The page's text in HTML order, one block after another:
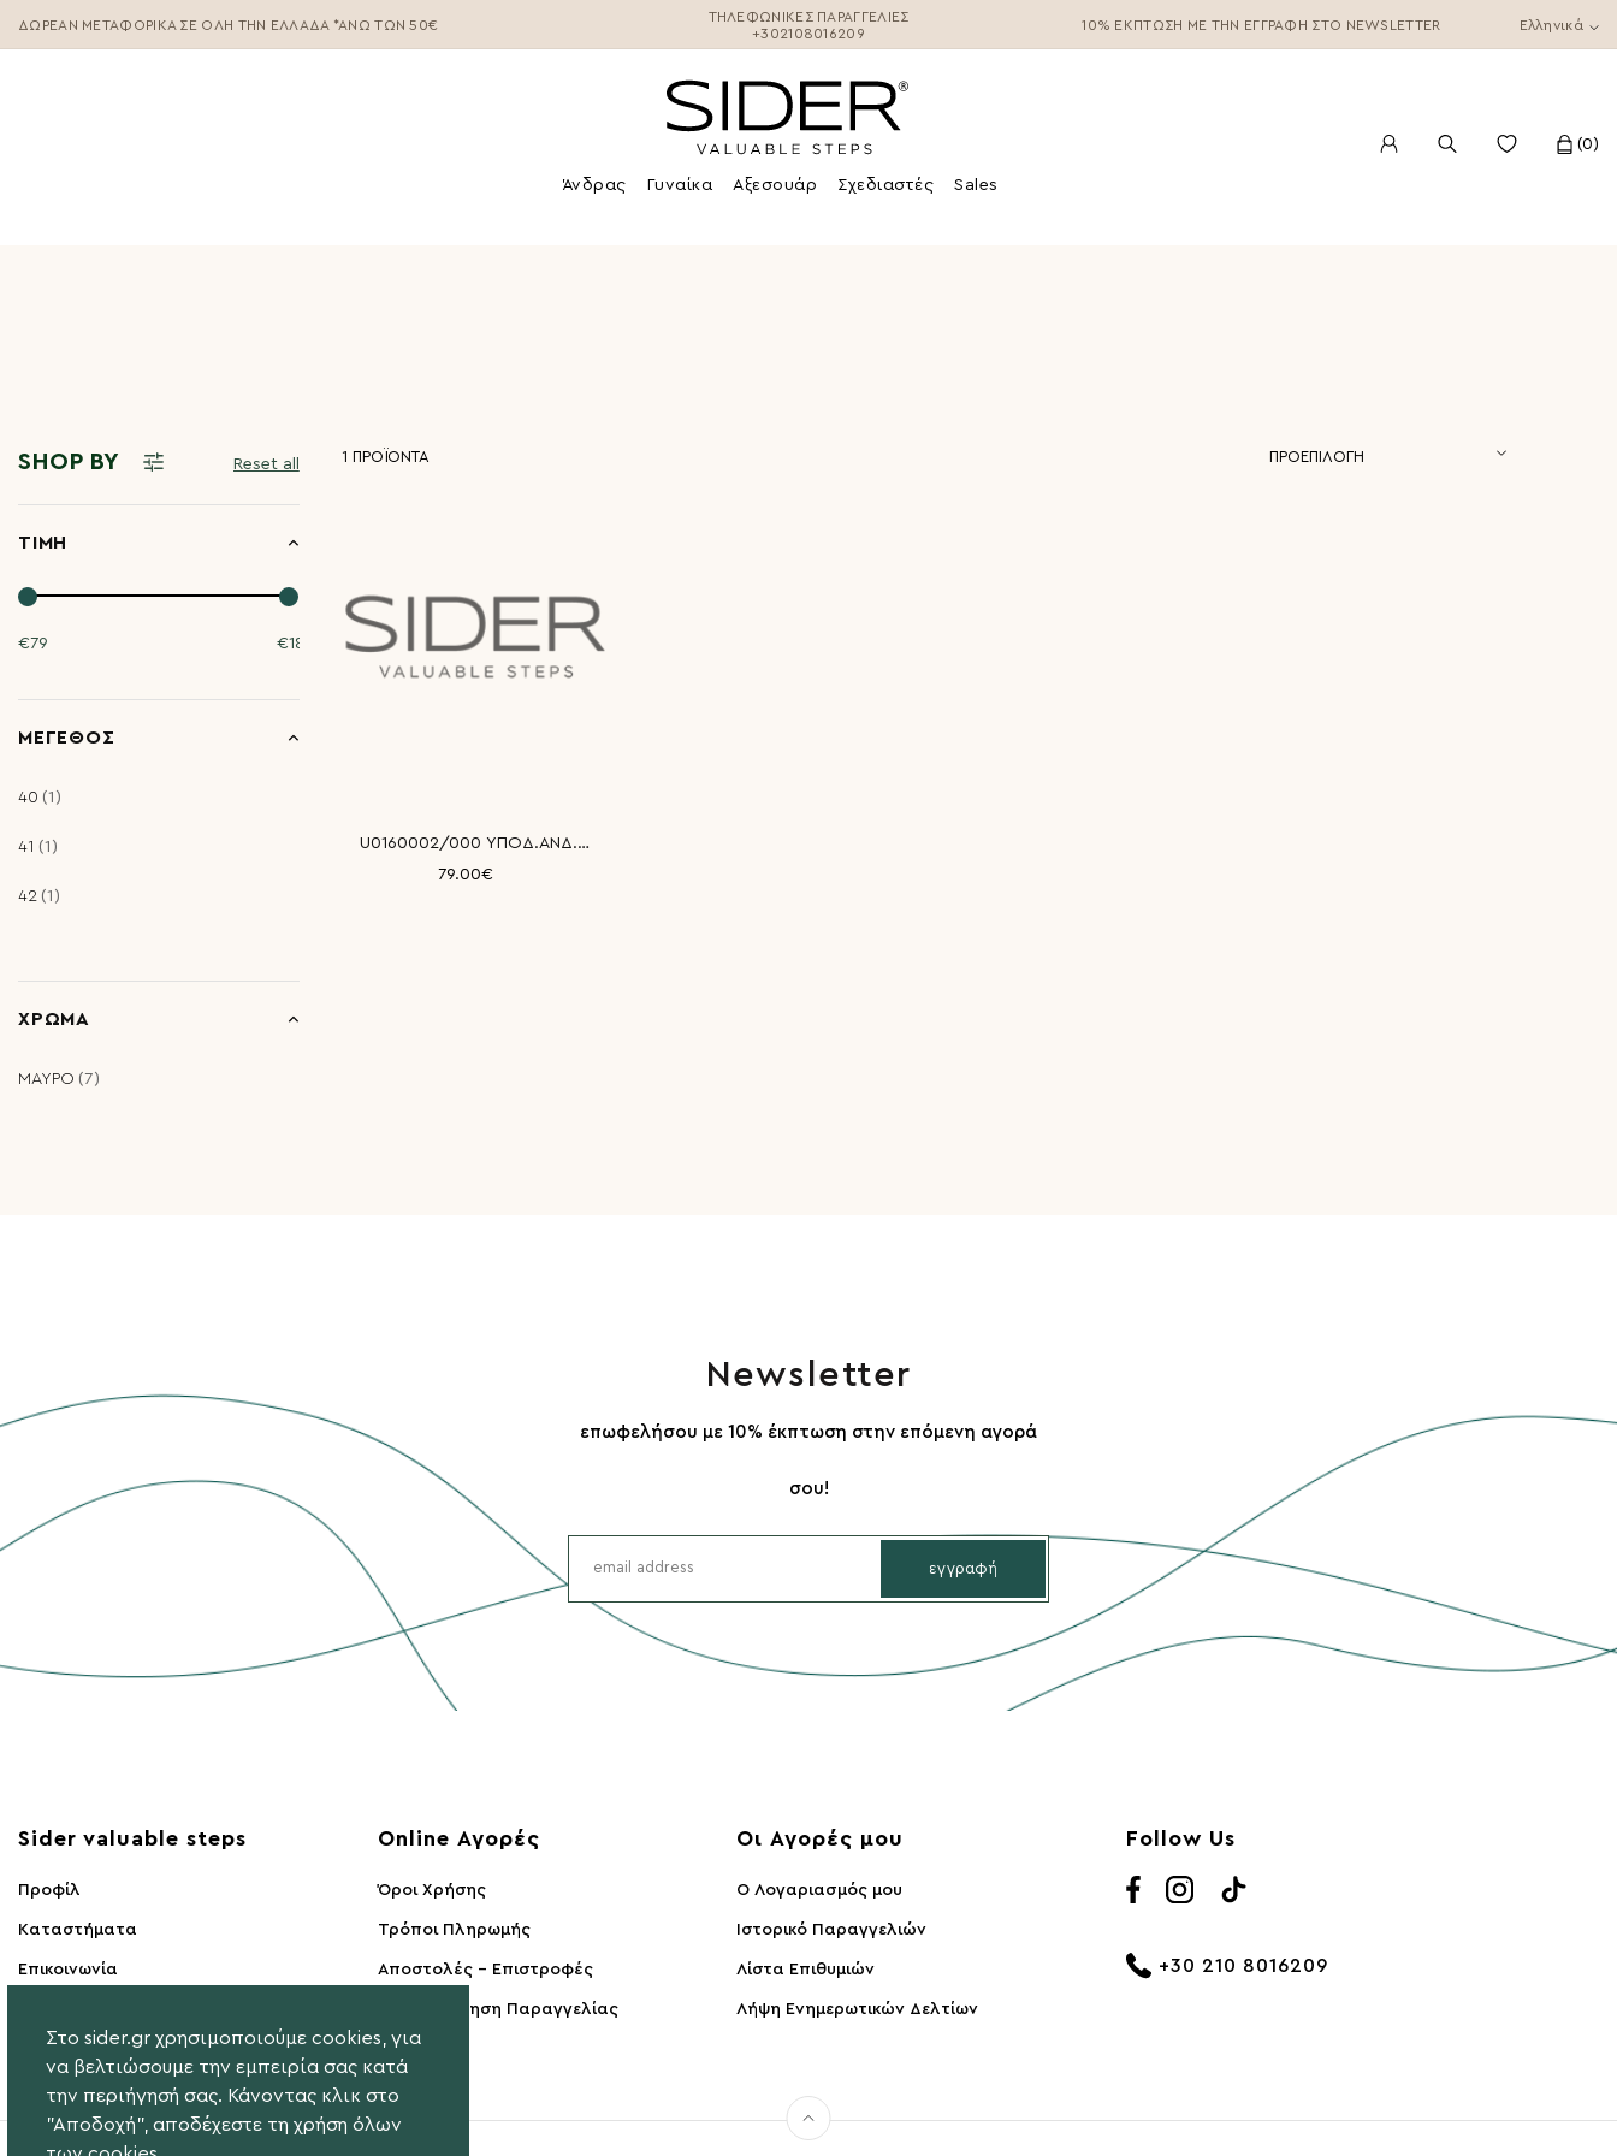
Στο sider.gr χρησιμοποιούμε cookies, για
να βελτιώσουμε την εμπειρία σας κατά
την περιήγησή σας. Κάνοντας κλικ στο
"Αποδοχή", αποδέχεστε τη χρήση όλων
ΔΩΡΕΆΝ ΜΕΤΑΦΟΡΙΚΆ ΣΕ ΌΛΗ ΤΗΝ ΕΛΛΆΔΑ *ΑΝΩ ΤΩΝ 50€
ΤΗΛΕΦΩΝΙΚΕΣ ΠΑΡΑΓΓΕΛΊΕΣ
+302108016209
10% ΈΚΠΤΩΣΗ ΜΕ ΤΗΝ ΕΓΓΡΑΦΉ ΣΤΟ NEWSLETTER Ελληνικά
Άνδρας Γυναίκα Αξεσουάρ Σχεδιαστές Sales
0
SHOP BY
ΤΙΜΉ
€79 €189
ΜΈΓΕΘΟΣ
40 1
41 1
42 1
ΧΡΏΜΑ
ΜΑΥΡΟ 7
1 ΠΡΟΪΟΝΤΑ
U0160002/000 ΥΠΟΔ.ΑΝΔ. PATRICI
79.00€
Newsletter
επωφελήσου με 10% έκπτωση στην επόμενη αγορά
σου!
εγγραφή
Sider valuable steps
Προφίλ
Kαταστήματα
Επικοινωνία
Online Αγορές
Όροι Χρήσης
Τρόποι Πληρωμής
Αποστολές - Επιστροφές
Υπαναχώρηση Παραγγελίας
Οι Αγορές μου
O Λογαριασμός μου
Ιστορικό Παραγγελιών
Λίστα Επιθυμιών
Λήψη Ενημερωτικών Δελτίων
Follow Us
+30 210 8016209